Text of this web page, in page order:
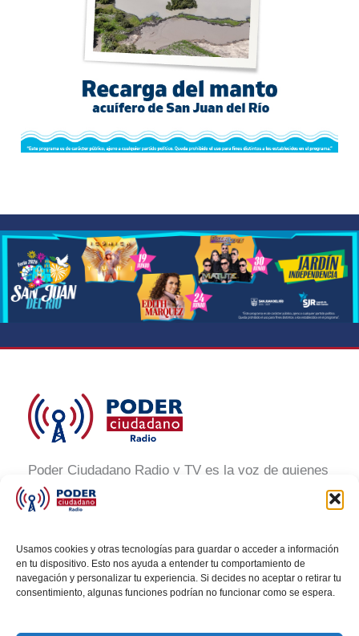
Usamos cookies y otras tecnologías para guardar o acceder a información
en tu dispositivo. Esto nos ayuda a entender tu comportamiento de
navegación y personalizar tu experiencia. Si decides no aceptar o retirar tu
consentimiento, algunas funciones podrían no funcionar como se espera.
Poder Ciudadano Radio y TV es la voz de quienes
buscan un México informado y participativo.
Nuestro compromiso es conectar con la
transformación social a través de noticias claras,
veraces y al alcance de todos.